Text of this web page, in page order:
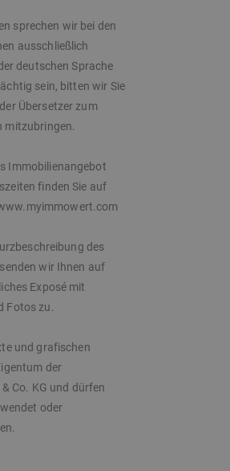
sprechen wir bei den
ausschließlich
deutschen Sprache
sein, bitten wir Sie
Übersetzer zum
mitzubringen.
Immobilienangebot
finden Sie auf
des
wir Ihnen auf
Exposé mit
Fotos zu.
und grafischen
der
Co. KG und dürfen
oder